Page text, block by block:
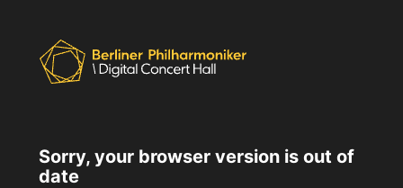
Sorry, your browser version is out of
date